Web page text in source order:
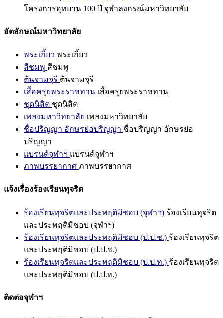
โครงการอุทยาน 100 ปี จุฬาลงกรณ์มหาวิทยาลัย
อัตลักษณ์มหาวิทยาลัย
พระเกี้ยว พระเกี้ยว
สีชมพู สีชมพู
ต้นจามจุรี ต้นจามจุรี
เสื้อครุยพระราชทาน เสื้อครุยพระราชทาน
ชุดนิสิต ชุดนิสิต
เพลงมหาวิทยาลัย เพลงมหาวิทยาลัย
ชื่อปริญญา อักษรย่อปริญญา ชื่อปริญญา อักษรย่อ
ปริญญา
แบรนด์จุฬาฯ แบรนด์จุฬาฯ
ภาพบรรยากาศ ภาพบรรยากาศ
แจ้งเรื่องร้องเรียนทุจริต
ร้องเรียนทุจริตและประพฤติมิชอบ (จุฬาฯ) ร้องเรียนทุจริต
และประพฤติมิชอบ (จุฬาฯ)
ร้องเรียนทุจริตและประพฤติมิชอบ (ป.ป.ช.) ร้องเรียนทุจริต
และประพฤติมิชอบ (ป.ป.ช.)
ร้องเรียนทุจริตและประพฤติมิชอบ (ป.ป.ท.) ร้องเรียนทุจริต
และประพฤติมิชอบ (ป.ป.ท.)
ติดต่อจุฬาฯ